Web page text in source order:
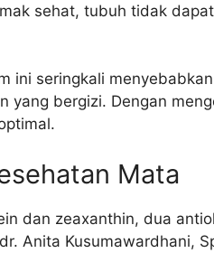
sehat, tubuh tidak
ini seringkali
yang bergizi. Dengan
Mata
dan zeaxanthin, dua
Anita Kusumawardhani,